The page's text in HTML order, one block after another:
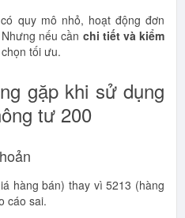
quy mô nhỏ, hoạt động đơn
nếu cần chi tiết và kiểm
tối ưu.
gặp khi sử dụng
tư 200
hàng bán) thay vì 5213 (hàng
cáo sai.